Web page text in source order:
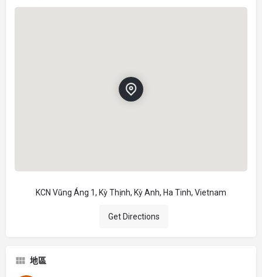
KCN Vũng Áng 1, Kỳ Thịnh, Kỳ Anh, Ha Tinh, Vietnam
Get Directions
地區